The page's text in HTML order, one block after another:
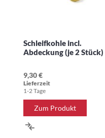
Schleifkohle incl.
Abdeckung (je 2 Stück)
9,30 €
Lieferzeit
1-2 Tage
Zum Produkt